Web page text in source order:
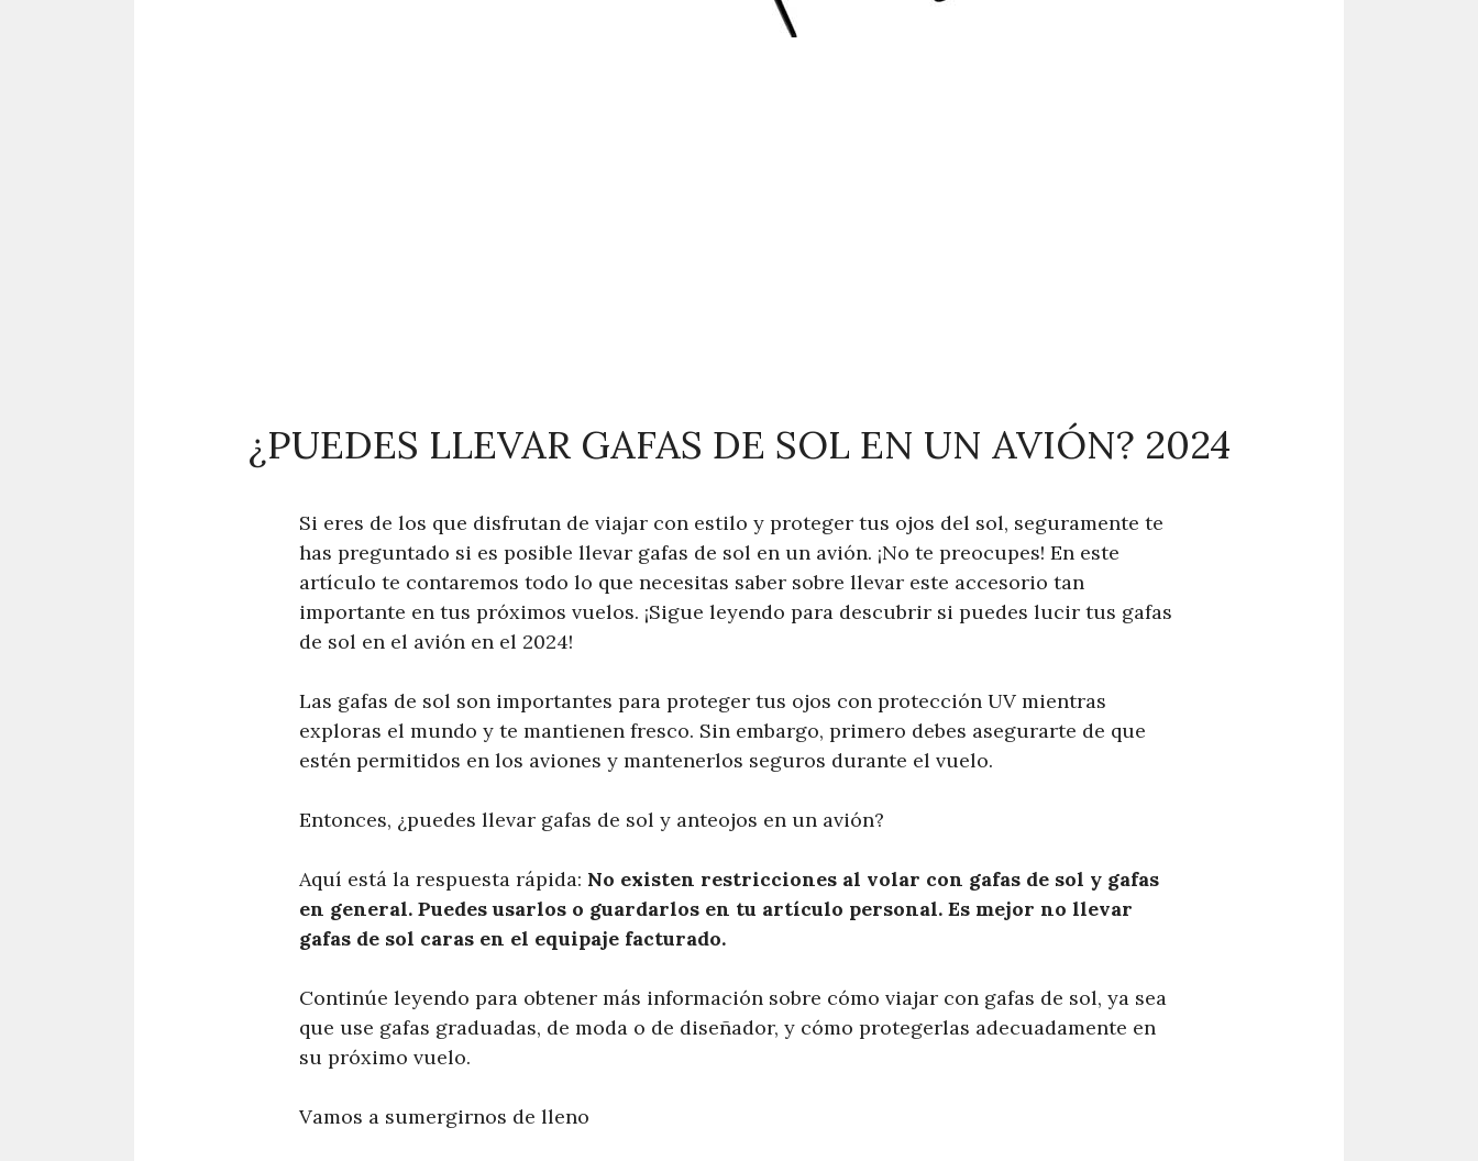
¿PUEDES LLEVAR GAFAS DE SOL EN UN AVIÓN? 2024
Si eres de los que disfrutan de viajar con estilo y proteger tus ojos del sol, seguramente te
has preguntado si es posible llevar gafas de sol en un avión. ¡No te preocupes! En este
artículo te contaremos todo lo que necesitas saber sobre llevar este accesorio tan
importante en tus próximos vuelos. ¡Sigue leyendo para descubrir si puedes lucir tus gafas
de sol en el avión en el 2024!
Las gafas de sol son importantes para proteger tus ojos con protección UV mientras
exploras el mundo y te mantienen fresco. Sin embargo, primero debes asegurarte de que
estén permitidos en los aviones y mantenerlos seguros durante el vuelo.
Entonces, ¿puedes llevar gafas de sol y anteojos en un avión?
Aquí está la respuesta rápida: No existen restricciones al volar con gafas de sol y gafas
en general. Puedes usarlos o guardarlos en tu artículo personal. Es mejor no llevar
gafas de sol caras en el equipaje facturado.
Continúe leyendo para obtener más información sobre cómo viajar con gafas de sol, ya sea
que use gafas graduadas, de moda o de diseñador, y cómo protegerlas adecuadamente en
su próximo vuelo.
Vamos a sumergirnos de lleno